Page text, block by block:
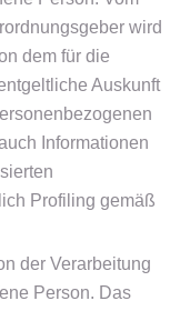
wird
dem für die
Auskunft
Informationen
Profiling gemäß
der Verarbeitung
Person. Das